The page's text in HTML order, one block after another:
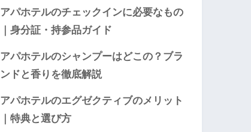
アパホテルのチェックインに必要なもの
｜身分証・持参品ガイド
アパホテルのシャンプーはどこの？ブラ
ンドと香りを徹底解説
アパホテルのエグゼクティブのメリット
｜特典と選び方